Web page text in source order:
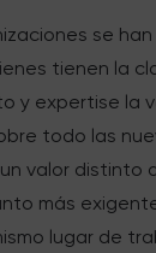
se
tienen la
y expertise la
todo las
valor distinto
más
lugar de